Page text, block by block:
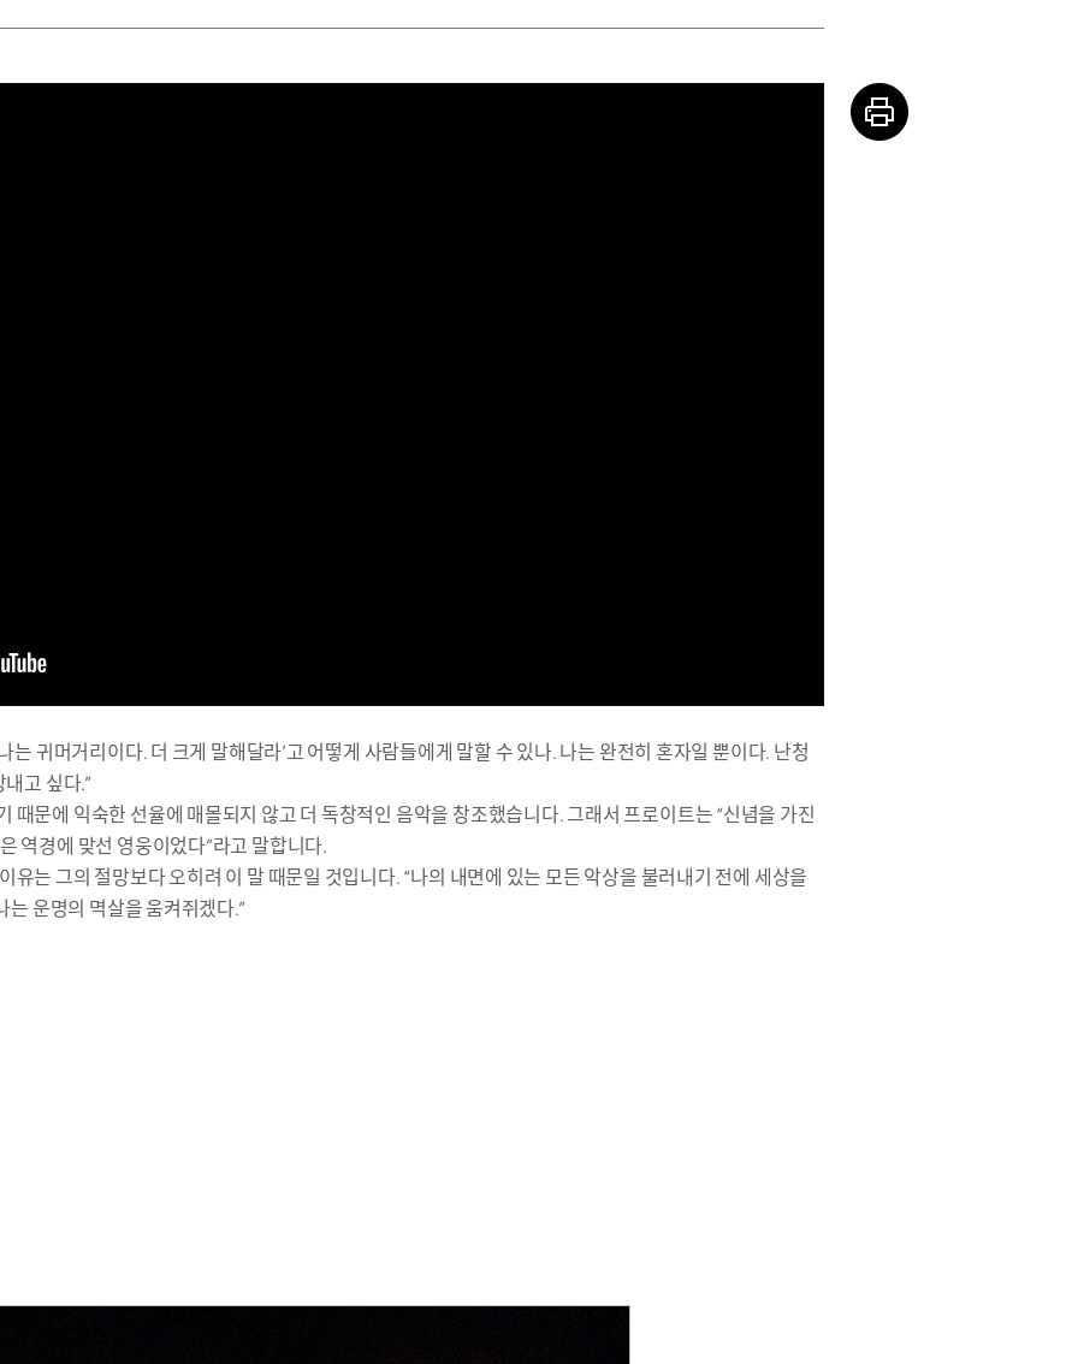
는 귀머거리이다. 더 크게 말해달라’고 어떻게 사람들에게 말할 수 있나. 나는 완전히 혼자일 뿐이다. 난청
고 싶다.”
때문에 익숙한 선율에 매몰되지 않고 더 독창적인 음악을 창조했습니다. 그래서 프로이트는 “신념을 가진
역경에 맞선 영웅이었다”라고 말합니다.
유는 그의 절망보다 오히려 이 말 때문일 것입니다. “나의 내면에 있는 모든 악상을 불러내기 전에 세상을
는 운명의 멱살을 움켜쥐겠다.”